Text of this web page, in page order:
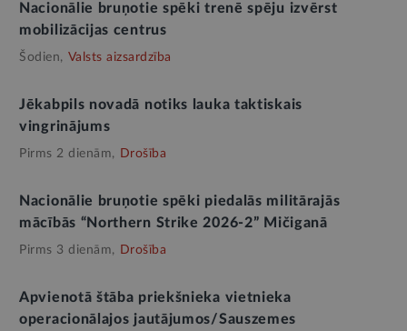
Nacionālie bruņotie spēki trenē spēju izvērst
mobilizācijas centrus
Šodien, Valsts aizsardzība
Jēkabpils novadā notiks lauka taktiskais
vingrinājums
Pirms 2 dienām, Drošība
Nacionālie bruņotie spēki piedalās militārajās
mācībās “Northern Strike 2026-2” Mičiganā
Pirms 3 dienām, Drošība
Apvienotā štāba priekšnieka vietnieka
operacionālajos jautājumos/Sauszemes